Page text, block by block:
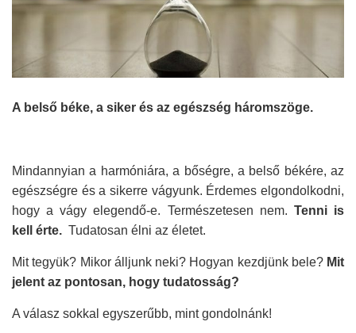
A belső béke, a siker és az egészség háromszöge.
Mindannyian a harmóniára, a bőségre, a belső békére, az
egészségre és a sikerre vágyunk. Érdemes elgondolkodni,
hogy a vágy elegendő-e. Természetesen nem. Tenni is
kell érte. Tudatosan élni az életet.
Mit tegyük? Mikor álljunk neki? Hogyan kezdjünk bele? Mit
jelent az pontosan, hogy tudatosság?
A válasz sokkal egyszerűbb, mint gondolnánk!